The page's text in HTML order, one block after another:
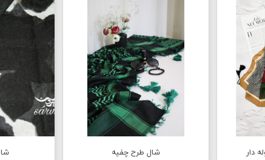
شال یاخما مشکی شال